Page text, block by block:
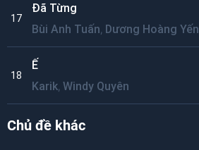
17
Đã Từng
Bùi Anh Tuấn, Dương Hoàng Yến
18
Ế
Karik, Windy Quyên
Chủ đề khác